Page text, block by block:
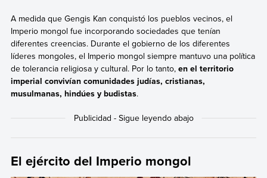
A medida que Gengis Kan conquistó los pueblos vecinos, el
Imperio mongol fue incorporando sociedades que tenían
diferentes creencias. Durante el gobierno de los diferentes
líderes mongoles, el Imperio mongol siempre mantuvo una política
de tolerancia religiosa y cultural. Por lo tanto,en el territorio
imperial convivían comunidades judías, cristianas,
musulmanas, hindúes y budistas.
El ejército del Imperio mongol